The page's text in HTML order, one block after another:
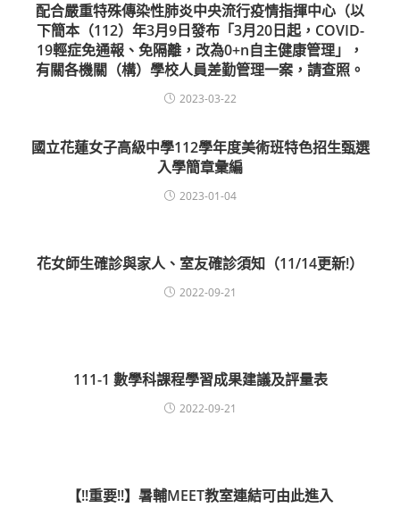
配合嚴重特殊傳染性肺炎中央流行疫情指揮中心（以
下簡本（112）年3月9日發布「3月20日起，COVID-
19輕症免通報、免隔離，改為0+n自主健康管理」，
有關各機關（構）學校人員差勤管理一案，請查照。
2023-03-22
國立花蓮女子高級中學112學年度美術班特色招生甄選
入學簡章彙編
2023-01-04
花女師生確診與家人、室友確診須知（11/14更新!）
2022-09-21
111-1 數學科課程學習成果建議及評量表
2022-09-21
【!!重要!!】暑輔MEET教室連結可由此進入